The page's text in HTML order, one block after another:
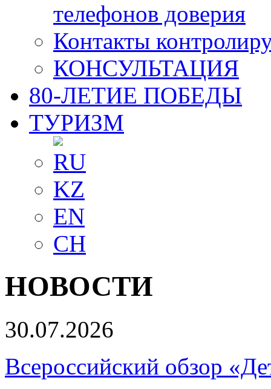
телефонов доверия
Контакты
КОНСУЛЬТАЦИЯ
80-ЛЕТИЕ ПОБЕДЫ
ТУРИЗМ
RU
KZ
EN
CH
НОВОСТИ
30.07.2026
Всероссийский обзор